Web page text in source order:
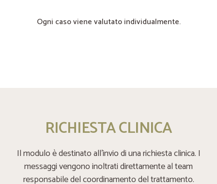
Ogni caso viene valutato individualmente.
RICHIESTA CLINICA
Il modulo è destinato all’invio di una richiesta clinica. I
messaggi vengono inoltrati direttamente al team
responsabile del coordinamento del trattamento.